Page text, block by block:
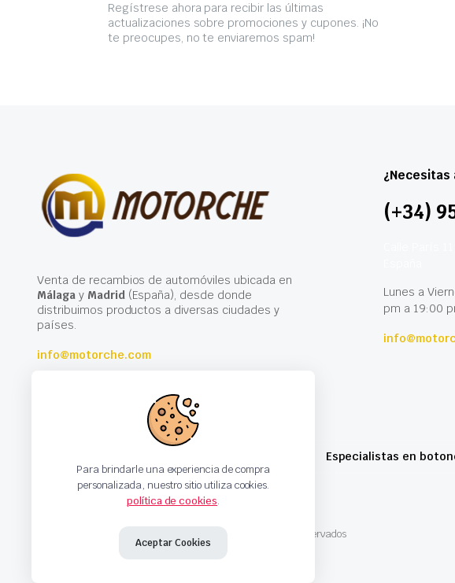
Regístrese ahora para recibir las últimas
actualizaciones sobre promociones y cupones. ¡No
te preocupes, no te enviaremos spam!
Venta de recambios de automóviles ubicada en
Málagay Madrid(España), desde donde
distribuimos productos a diversas ciudades y
países.
info@motorche.com
¿Necesitas
(+34)
Lunes a
pm a 19:00
Especialistas en
Copyright 2024 © Motorche Autoparts. Todos los derechos reservados
Para brindarle una experiencia de compra
personalizada, nuestro sitio utiliza cookies.
política de cookies.
Aceptar Cookies